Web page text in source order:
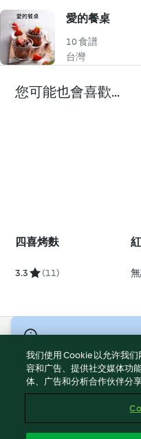
愛的餐桌
10 食譜
台灣
您可能也會喜歡...
四喜烤麩
3.3 (11)
服務條款
隱私權政策
網頁所有權
我们使用 Cookie 以允许我
容和广告、提供社交媒体功
体、广告和分析合作伙伴分